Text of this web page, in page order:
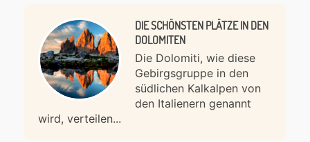
DIE SCHÖNSTEN PLÄTZE IN DEN
DOLOMITEN
Die Dolomiti, wie diese
Gebirgsgruppe in den
südlichen Kalkalpen von
den Italienern genannt
wird, verteilen...